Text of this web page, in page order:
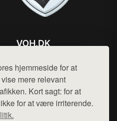
hjemmeside for at
mere relevant
Kort sagt: for at
for at være irriterende.
VOH.DK
Mail: hej@want.dk
Cookie- og privatlivspolitik